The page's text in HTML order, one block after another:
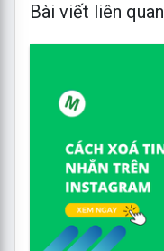
Bài viết liên quan